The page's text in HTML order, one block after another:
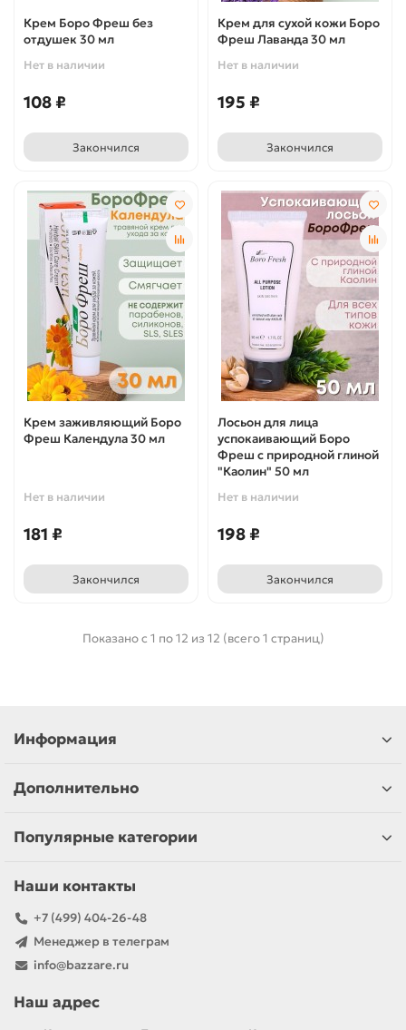
Крем Боро Фреш без
отдушек 30 мл
Нет в наличии
108 ₽
Закончился
Крем для сухой кожи Боро
Фреш Лаванда 30 мл
Нет в наличии
195 ₽
Закончился
Крем заживляющий Боро
Фреш Календула 30 мл
Нет в наличии
181 ₽
Закончился
Лосьон для лица
успокаивающий Боро
Фреш с природной глиной
"Каолин" 50 мл
Нет в наличии
198 ₽
Закончился
Показано с 1 по 12 из 12 (всего 1 страниц)
Информация
Дополнительно
Популярные категории
Наши контакты
+7 (499) 404-26-48
Менеджер в телеграм
info@bazzare.ru
Наш адрес